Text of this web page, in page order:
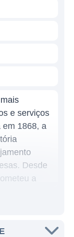
e serviços
em 1868, a
Desde
a
vida,
e a